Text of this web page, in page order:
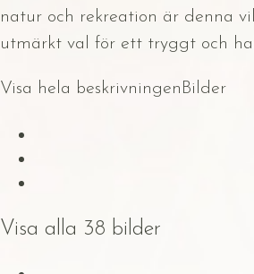
natur och rekreation är denna
utmärkt val för ett tryggt och
Visa hela beskrivningen Bilder
Visa alla 38 bilder